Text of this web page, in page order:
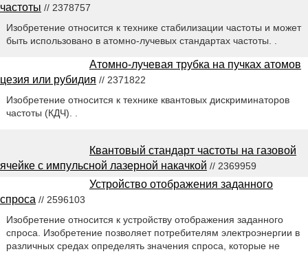
частоты // 2378757
Изобретение относится к технике стабилизации частоты и может
быть использовано в атомно-лучевых стандартах частоты. .
Атомно-лучевая трубка на пучках атомов
цезия или рубидия // 2371822
Изобретение относится к технике квантовых дискриминаторов
частоты (КДЧ). .
Квантовый стандарт частоты на газовой
ячейке с импульсной лазерной накачкой // 2369959
Устройство отображения заданного
спроса // 2596103
Изобретение относится к устройству отображения заданного
спроса. Изобретение позволяет потребителям электроэнергии в
различных средах определять значения спроса, которые не